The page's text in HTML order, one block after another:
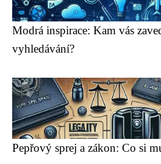
Modrá inspirace: Kam vás
vyhledávání?
Pepřový sprej a zákon: Co si